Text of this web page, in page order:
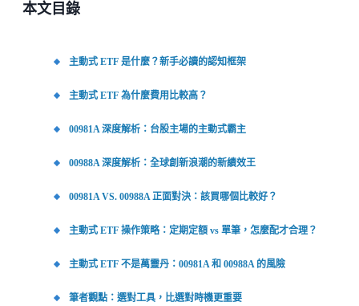
本文目錄
主動式 ETF 是什麼？新手必讀的認知框架
主動式 ETF 為什麼費用比較高？
00981A 深度解析：台股主場的主動式霸主
00988A 深度解析：全球創新浪潮的新績效王
00981A VS. 00988A 正面對決：該買哪個比較好？
主動式 ETF 操作策略：定期定額 vs 單筆，怎麼配才合理？
主動式 ETF 不是萬靈丹：00981A 和 00988A 的風險
筆者觀點：選對工具，比選對時機更重要